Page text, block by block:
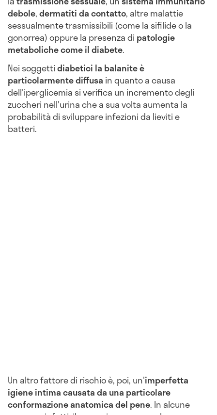
debole,dermatiti da contatto, altre malattie
sessualmente trasmissibili (come la sifilide o la
gonorrea) oppure la presenza di patologie
metaboliche come il diabete.
Nei soggettidiabetici la balanite è
particolarmente diffusa in quanto a causa
dell'iperglicemia si verifica un incremento degli
zuccheri nell'urina che a sua volta aumenta la
probabilità di sviluppare infezioni da lieviti e
batteri.
Un altro fattore di rischio è, poi, un'imperfetta
igiene intima causata da una particolare
conformazione anatomica del pene. In alcune